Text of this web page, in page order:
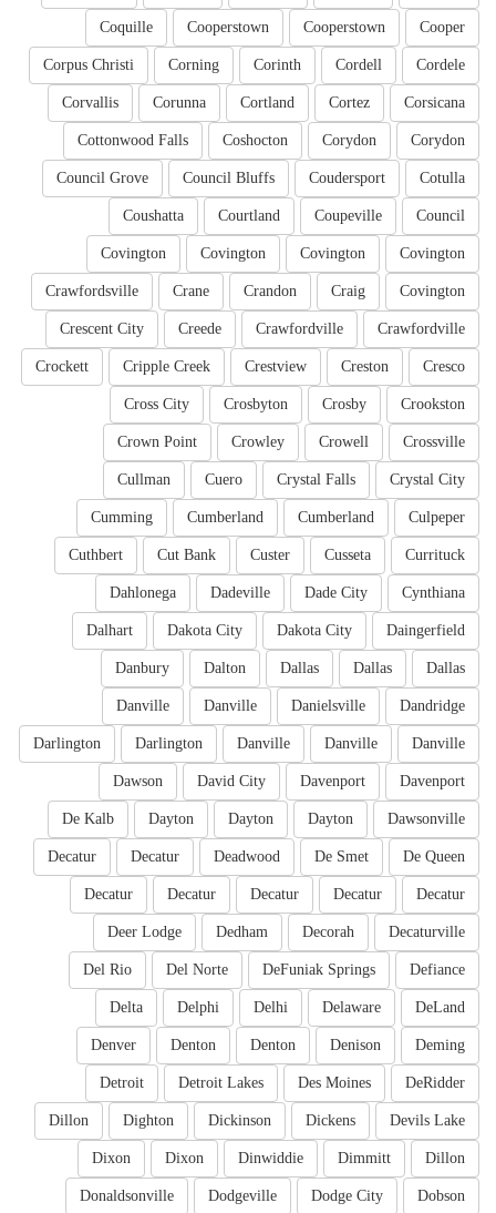
Cooper
Cooperstown
Cooperstown
Coquille
Cordele
Cordell
Corinth
Corning
Corpus Christi
Corsicana
Cortez
Cortland
Corunna
Corvallis
Corydon
Corydon
Coshocton
Cottonwood Falls
Cotulla
Coudersport
Council Bluffs
Council Grove
Council
Coupeville
Courtland
Coushatta
Covington
Covington
Covington
Covington
Covington
Craig
Crandon
Crane
Crawfordsville
Crawfordville
Crawfordville
Creede
Crescent City
Cresco
Creston
Crestview
Cripple Creek
Crockett
Crookston
Crosby
Crosbyton
Cross City
Crossville
Crowell
Crowley
Crown Point
Crystal City
Crystal Falls
Cuero
Cullman
Culpeper
Cumberland
Cumberland
Cumming
Currituck
Cusseta
Custer
Cut Bank
Cuthbert
Cynthiana
Dade City
Dadeville
Dahlonega
Daingerfield
Dakota City
Dakota City
Dalhart
Dallas
Dallas
Dallas
Dalton
Danbury
Dandridge
Danielsville
Danville
Danville
Danville
Danville
Danville
Darlington
Darlington
Davenport
Davenport
David City
Dawson
Dawsonville
Dayton
Dayton
Dayton
De Kalb
De Queen
De Smet
Deadwood
Decatur
Decatur
Decatur
Decatur
Decatur
Decatur
Decatur
Decaturville
Decorah
Dedham
Deer Lodge
Defiance
DeFuniak Springs
Del Norte
Del Rio
DeLand
Delaware
Delhi
Delphi
Delta
Deming
Denison
Denton
Denton
Denver
DeRidder
Des Moines
Detroit Lakes
Detroit
Devils Lake
Dickens
Dickinson
Dighton
Dillon
Dillon
Dimmitt
Dinwiddie
Dixon
Dixon
Dobson
Dodge City
Dodgeville
Donaldsonville